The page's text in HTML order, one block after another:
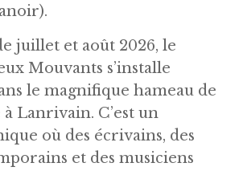
juillet et août 2026, le
Mouvants s’installe
le magnifique hameau de
Lanrivain. C’est un
où des écrivains, des
et des musiciens